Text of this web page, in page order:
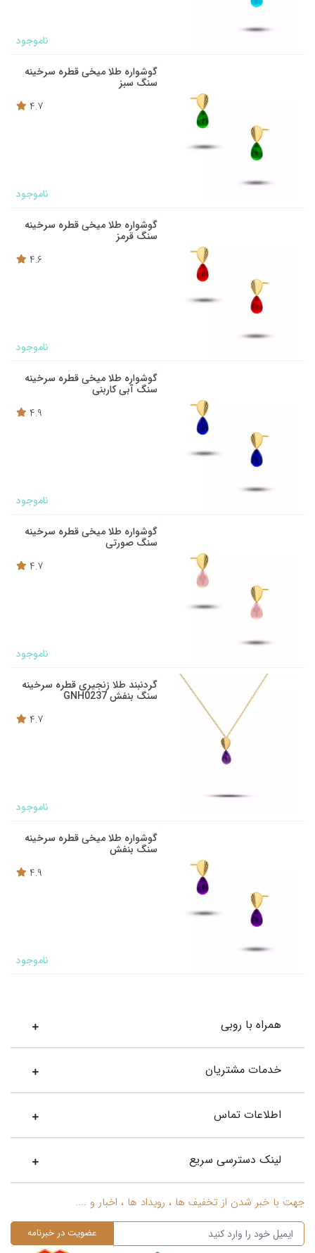
ناموجود
گوشواره طلا میخی قطره سرخینه
سنگ سبز
4.7
ناموجود
گوشواره طلا میخی قطره سرخینه
سنگ قرمز
4.6
ناموجود
گوشواره طلا میخی قطره سرخینه
سنگ آبی کاربنی
4.9
ناموجود
گوشواره طلا میخی قطره سرخینه
سنگ صورتی
4.7
ناموجود
گردنبند طلا زنجیری قطره سرخینه
سنگ بنفش GNH0237
4.7
ناموجود
گوشواره طلا میخی قطره سرخینه
سنگ بنفش
4.9
ناموجود
همراه با روبی
خدمات مشتریان
اطلاعات تماس
لینک دسترسی سریع
جهت با خبر شدن از تخفیف ها ، رویداد ها ، اخبار و ....